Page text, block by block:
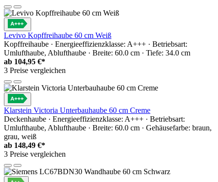
Levivo Kopffreihaube 60 cm Weiß
Kopffreihaube · Energieeffizienzklasse: A+++ · Betriebsart:
Umlufthaube, Ablufthaube · Breite: 60.0 cm · Tiefe: 34.0 cm
ab 104,95 €*
3 Preise vergleichen
Klarstein Victoria Unterbauhaube 60 cm Creme
Deckenhaube · Energieeffizienzklasse: A+++ · Betriebsart:
Umlufthaube, Ablufthaube · Breite: 60.0 cm · Gehäusefarbe: braun,
grau, weiß
ab 148,49 €*
3 Preise vergleichen